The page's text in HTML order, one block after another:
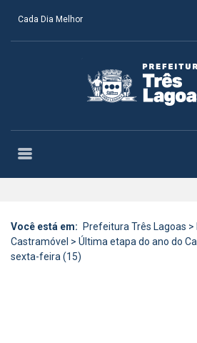
Cada Dia Melhor
Você está em: Prefeitura Três Lagoas >
Castramóvel > Última etapa do ano do
sexta-feira (15)